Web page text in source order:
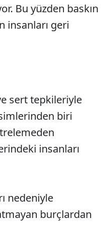
Bu yüzden baskın
insanları geri
sert tepkileriyle
biri
insanları
nedeniyle
burçlardan